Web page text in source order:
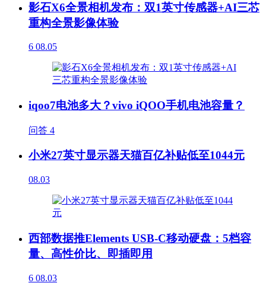
影石X6全景相机发布：双1英寸传感器+AI三芯
重构全景影像体验
6 08.05
iqoo7电池多大？vivo iQOO手机电池容量？
问答 4
小米27英寸显示器天猫百亿补贴低至1044元
08.03
西部数据推Elements USB-C移动硬盘：5档容
量、高性价比、即插即用
6 08.03